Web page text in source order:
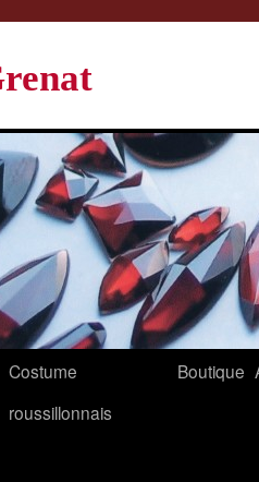
Costume
roussillonnais
Boutique